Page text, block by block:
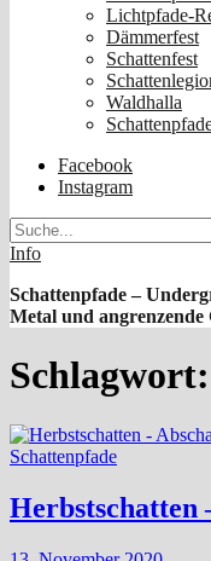
Lichtpfade-
Dämmerfest
Schattenfest
Waldhalla
Facebook
Instagram
Suche
Info
Schattenpfade –
Metal und angrenzende
Schlagwort:
Schattenpfade
Herbstschatten